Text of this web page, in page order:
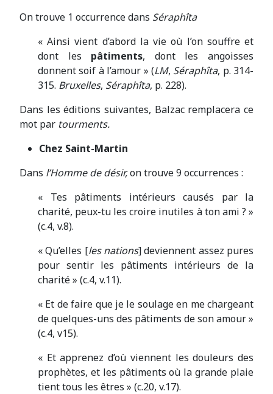
On trouve 1 occurrence dans Séraphîta
« Ainsi vient d’abord la vie où l’on souffre et
dont les pâtiments, dont les angoisses
donnent soif à l’amour » (LM, Séraphîta, p. 314-
315. Bruxelles, Séraphîta, p. 228).
Dans les éditions suivantes, Balzac remplacera ce
mot par tourments.
Chez Saint-Martin
Dans l’Homme de désir,on trouve 9 occurrences :
« Tes pâtiments intérieurs causés par la
charité, peux-tu les croire inutiles à ton ami ? »
(c.4, v.8).
« Qu’elles [les nations] deviennent assez pures
pour sentir les pâtiments intérieurs de la
charité » (c.4, v.11).
« Et de faire que je le soulage en me chargeant
de quelques-uns des pâtiments de son amour »
(c.4, v15).
« Et apprenez d’où viennent les douleurs des
prophètes, et les pâtiments où la grande plaie
tient tous les êtres » (c.20, v.17).